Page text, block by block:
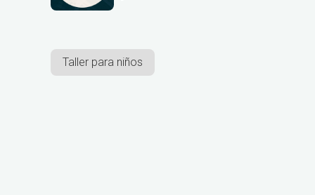
Taller para niños